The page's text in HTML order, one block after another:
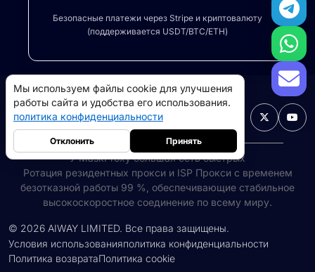
Безопасные платежи через Stripe и криптовалюту
(поддерживается USDT/BTC/ETH)
Русский 
У MaskProxy большая сеть быстрых
Ротация резидентных прокси и ISP Прокси с временем
безотказной работы 99 %, обеспечивающие стабильное
высокоскоростное соединение по всему миру.
© 2026 AIWAY LIMITED. Все права защищены.
Условия использованияполитика конфиденциальности
Политика возвратаПолитика cookie
Мы используем файлы cookie для улучшения
работы сайта и удобства его использования.
политика конфиденциальности
Отклонить Принять
Резидентные прокси
Прокси-серверы для дата-центров10GB
->